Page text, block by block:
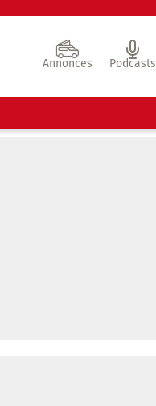
Annonces Podcasts